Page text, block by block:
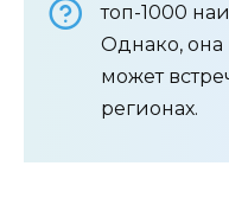
топ-1000
Однако, она
может
регионах.